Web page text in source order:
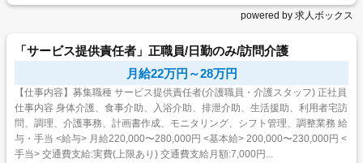
powered by 求人ボックス
「サービス提供責任者」正職員/日勤のみ/訪問介護
月給22万円～28万円
【仕事内容】募集職種 サービス提供責任者(介護職員・介護スタッフ) 正社員
仕事内容 身体介護、食事介助、入浴介助、排泄介助、生活援助、利用者宅訪
問、調理、介護事務、計画書作成、モニタリング、シフト管理、調整業務 給
与・手当 <給与> 月給220,000〜280,000円 <基本給> 200,000〜230,000円 <
手当> 交通費支給:実費(上限あり) 交通費支給月額:7,000円...